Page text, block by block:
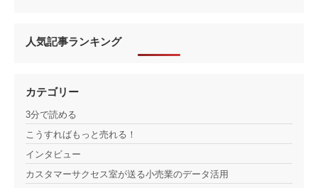
人気記事ランキング
カテゴリー
3分で読める
こうすればもっと売れる！
インタビュー
カスタマーサクセス室が送る小売業のデータ活用